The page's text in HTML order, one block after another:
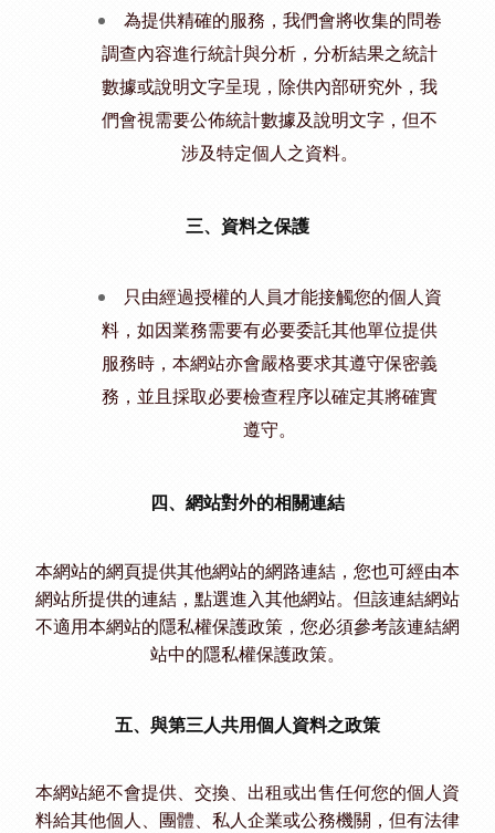
為提供精確的服務，我們會將收集的問卷
調查內容進行統計與分析，分析結果之統計
數據或說明文字呈現，除供內部研究外，我
們會視需要公佈統計數據及說明文字，但不
涉及特定個人之資料。
三、資料之保護
只由經過授權的人員才能接觸您的個人資
料，如因業務需要有必要委託其他單位提供
服務時，本網站亦會嚴格要求其遵守保密義
務，並且採取必要檢查程序以確定其將確實
遵守。
四、網站對外的相關連結
本網站的網頁提供其他網站的網路連結，您也可經由本
網站所提供的連結，點選進入其他網站。但該連結網站
不適用本網站的隱私權保護政策，您必須參考該連結網
站中的隱私權保護政策。
五、與第三人共用個人資料之政策
本網站絕不會提供、交換、出租或出售任何您的個人資
料給其他個人、團體、私人企業或公務機關，但有法律